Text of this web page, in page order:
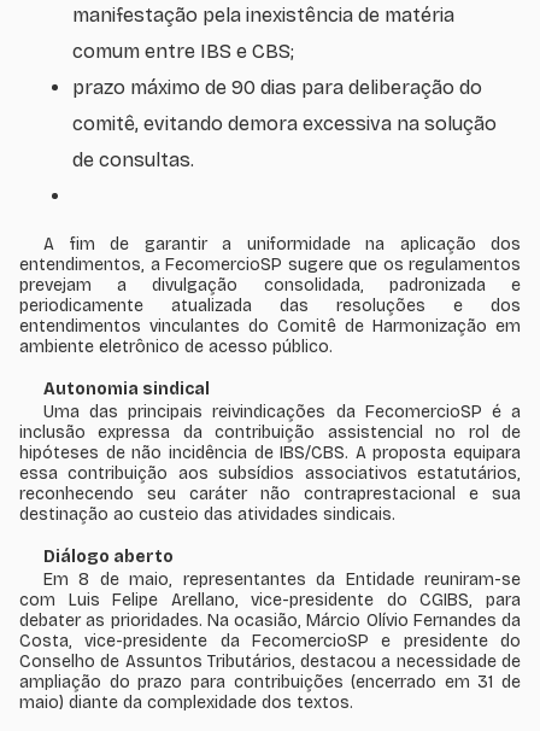
manifestação pela inexistência de matéria
comum entre IBS e CBS;
prazo máximo de 90 dias para deliberação do
comitê, evitando demora excessiva na solução
de consultas.
A fim de garantir a uniformidade na aplicação dos
entendimentos, a FecomercioSP sugere que os regulamentos
prevejam a divulgação consolidada, padronizada e
periodicamente atualizada das resoluções e dos
entendimentos vinculantes do Comitê de Harmonização em
ambiente eletrônico de acesso público.
Autonomia sindical
Uma das principais reivindicações da FecomercioSP é a
inclusão expressa da contribuição assistencial no rol de
hipóteses de não incidência de IBS/CBS. A proposta equipara
essa contribuição aos subsídios associativos estatutários,
reconhecendo seu caráter não contraprestacional e sua
destinação ao custeio das atividades sindicais.
Diálogo aberto
Em 8 de maio, representantes da Entidade reuniram-se
com Luis Felipe Arellano, vice-presidente do CGIBS, para
debater as prioridades. Na ocasião, Márcio Olívio Fernandes da
Costa, vice-presidente da FecomercioSP e presidente do
Conselho de Assuntos Tributários, destacou a necessidade de
ampliação do prazo para contribuições (encerrado em 31 de
maio) diante da complexidade dos textos.